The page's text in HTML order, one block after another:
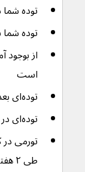
توده
توده
است
توده‌ای بعد از برداشتن دوباره رشد می‌کند
توده‌ای در سینه یا بیضه دارید
تورمی در
طی ۲ هفته فرو نمی‌رود